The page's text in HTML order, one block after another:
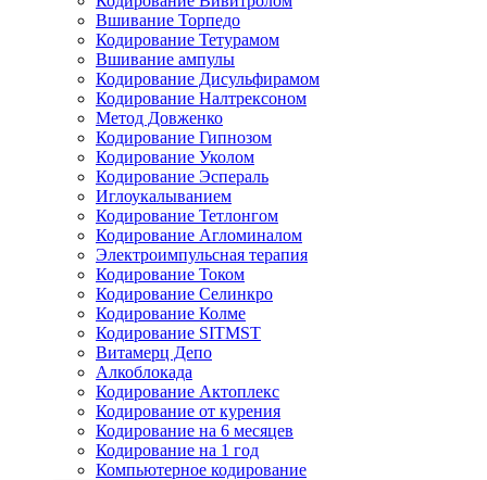
Вшивание Торпедо
Кодирование Тетурамом
Вшивание ампулы
Кодирование Дисульфирамом
Кодирование Налтрексоном
Метод Довженко
Кодирование Гипнозом
Кодирование Уколом
Кодирование Эспераль
Иглоукалыванием
Кодирование Тетлонгом
Кодирование Агломиналом
Электроимпульсная терапия
Кодирование Током
Кодирование Селинкро
Кодирование Колме
Кодирование SITMST
Витамерц Депо
Алкоблокада
Кодирование Актоплекс
Кодирование от курения
Кодирование на 6 месяцев
Кодирование на 1 год
Компьютерное кодирование